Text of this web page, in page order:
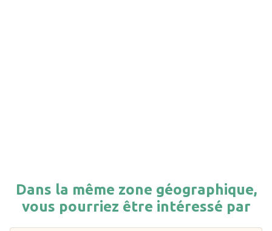
Dans la même zone géographique,
vous pourriez être intéressé par